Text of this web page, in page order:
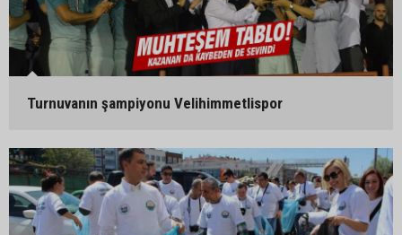
Turnuvanın şampiyonu Velihimmetlispor